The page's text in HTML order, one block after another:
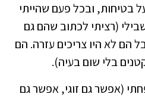
בטיחות, ובכל פעם שהייתי
(רציתי לכתוב שהם גם
הם לא היו צריכים עזרה. הם
בלי שום בעיה).
(אפשר גם זוגי, אפשר גם